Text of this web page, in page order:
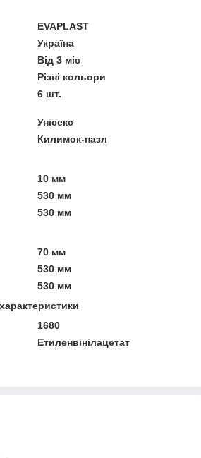
EVAPLAST
Україна
Від 3 міс
Різні кольори
6 шт.
Унісекс
Килимок-пазл
10 мм
530 мм
530 мм
70 мм
530 мм
530 мм
1680
Етиленвінілацетат